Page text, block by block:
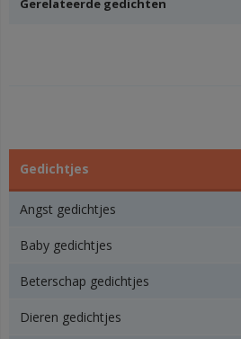
Gerelateerde gedichten
Gedichtjes
Angst gedichtjes
Baby gedichtjes
Beterschap gedichtjes
Dieren gedichtjes